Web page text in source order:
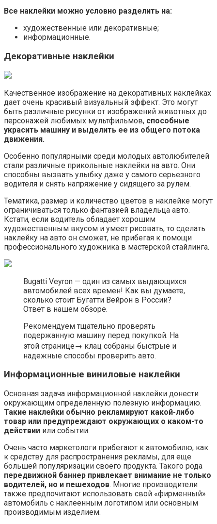
Все наклейки можно условно разделить на:
художественные или декоративные;
информационные.
Декоративные наклейки
Качественное изображение на декоративных наклейках
дает очень красивый визуальный эффект. Это могут
быть различные рисунки от изображений животных до
персонажей любимых мультфильмов, способные
украсить машину и выделить ее из общего потока
движения.
Особенно популярными среди молодых автолюбителей
стали различные прикольные наклейки на авто. Они
способны вызвать улыбку даже у самого серьезного
водителя и снять напряжение у сидящего за рулем.
Тематика, размер и количество цветов в наклейке могут
ограничиваться только фантазией владельца авто.
Кстати, если водитель обладает хорошим
художественным вкусом и умеет рисовать, то сделать
наклейку на авто он сможет, не прибегая к помощи
профессионального художника в мастерской стайлинга.
Bugatti Veyron — один из самых выдающихся
автомобилей всех времен! Как вы думаете,
сколько стоит Бугатти Вейрон в России?
Ответ в нашем обзоре.
Рекомендуем тщательно проверять
подержанную машину перед покупкой. На
этой странице→ клац собраны быстрые и
надежные способы проверить авто.
Информационные виниловые наклейки
Основная задача информационной наклейки донести
окружающим определенную полезную информацию.
Такие наклейки обычно рекламируют какой-либо
товар или предупреждают окружающих о каком-то
действии или событии.
Очень часто маркетологи прибегают к автомобилю, как
к средству для распространения рекламы, для еще
большей популяризации своего продукта. Такого рода
передвижной баннер привлекает внимание не только
водителей, но и пешеходов. Многие производители
также предпочитают использовать свой «фирменный»
автомобиль с наклеенным логотипом или основным
производимым изделием.